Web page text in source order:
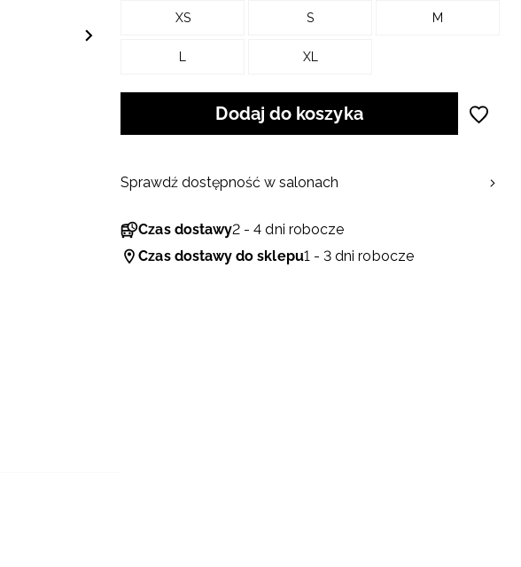
XS S M
XL
Dodaj do koszyka
Czas dostawy2 - 4 dni robocze
Czas dostawy do sklepu1 - 3 dni robocze
Sprawdź dostępność w salonach